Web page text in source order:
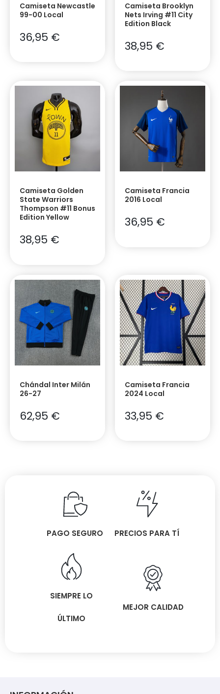
Camiseta Newcastle
99-00 Local
36,95 €
Camiseta Brooklyn
Nets Irving #11 City
Edition Black
38,95 €
Camiseta Golden
State Warriors
Thompson #11 Bonus
Edition Yellow
38,95 €
Camiseta Francia
2016 Local
36,95 €
Chándal Inter Milán
26-27
62,95 €
Camiseta Francia
2024 Local
33,95 €
PAGO SEGURO PRECIOS PARA TÍ
SIEMPRE LO
ÚLTIMO
MEJOR CALIDAD